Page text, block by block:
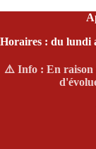
Horaires : du lundi
⚠️ Info : En raison